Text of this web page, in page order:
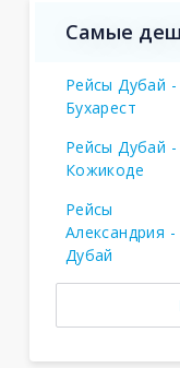
Самые
Рейсы Дубай -
Бухарест
Рейсы Дубай -
Кожикоде
Рейсы
Александрия -
Дубай